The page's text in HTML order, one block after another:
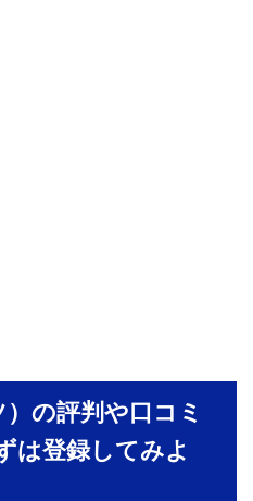
の評判や口コミ
は登録してみよ